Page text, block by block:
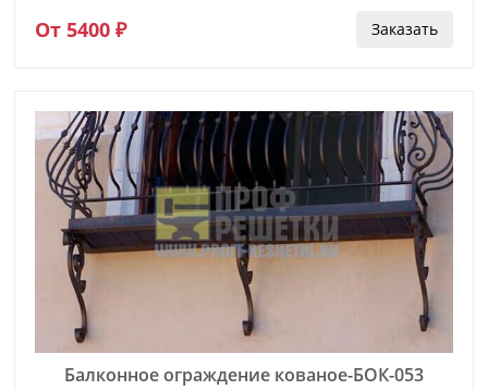
От 5400 ₽ Заказать
Балконное ограждение кованое-БОК-053